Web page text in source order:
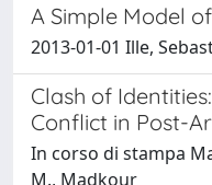
A Simple Model
2013-01-01 Ille,
Clash of
Conflict in Post-
In corso di stampa
M., Madkour